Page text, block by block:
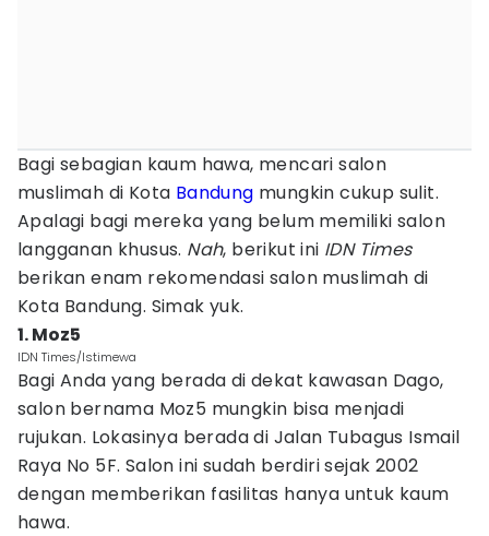
Bagi sebagian kaum hawa, mencari salon
muslimah di Kota Bandung mungkin cukup sulit.
Apalagi bagi mereka yang belum memiliki salon
langganan khusus. Nah, berikut ini IDN Times
berikan enam rekomendasi salon muslimah di
Kota Bandung. Simak yuk.
1. Moz5
IDN Times/Istimewa
Bagi Anda yang berada di dekat kawasan Dago,
salon bernama Moz5 mungkin bisa menjadi
rujukan. Lokasinya berada di Jalan Tubagus Ismail
Raya No 5F. Salon ini sudah berdiri sejak 2002
dengan memberikan fasilitas hanya untuk kaum
hawa.